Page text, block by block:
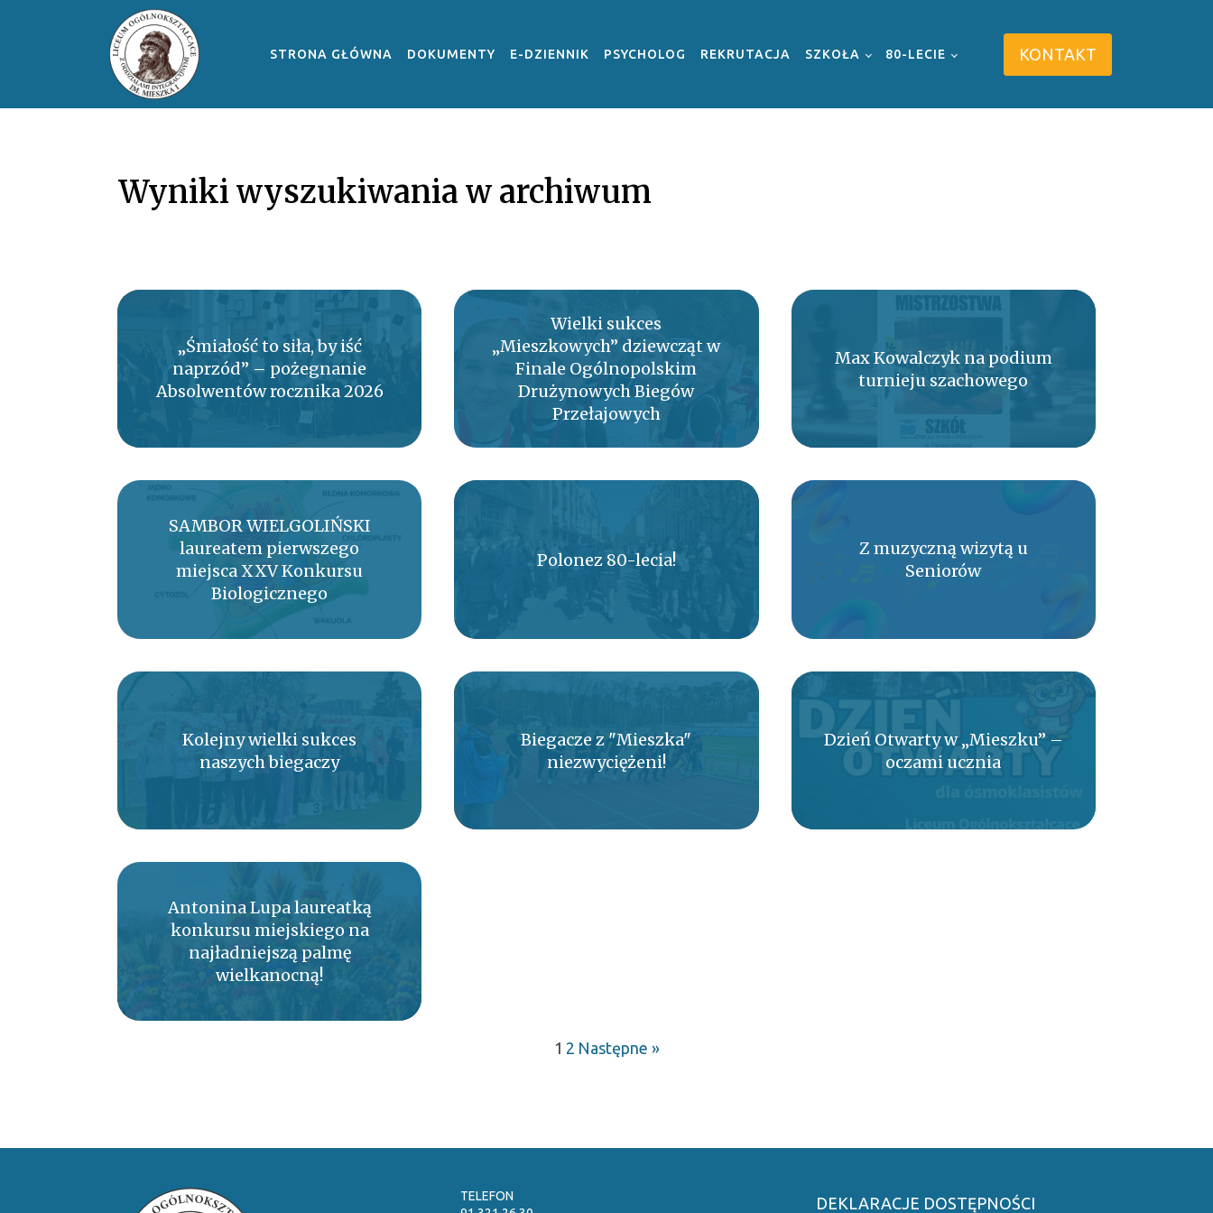
STRONA GŁÓWNA DOKUMENTY E-DZIENNIK PSYCHOLOG REKRUTACJA SZKOŁA 80-LECIE KONTAKT
Wyniki wyszukiwania w archiwum
„Śmiałość to siła, by iść
naprzód” – pożegnanie
Absolwentów rocznika 2026
Wielki sukces
„Mieszkowych” dziewcząt w
Finale Ogólnopolskim
Drużynowych Biegów
Przełajowych
Max Kowalczyk na podium
turnieju szachowego
SAMBOR WIELGOLIŃSKI
laureatem pierwszego
miejsca XXV Konkursu
Biologicznego
Polonez 80-lecia!
Z muzyczną wizytą u
Seniorów
Kolejny wielki sukces
naszych biegaczy
Biegacze z "Mieszka"
niezwyciężeni!
Dzień Otwarty w „Mieszku” –
oczami ucznia
Antonina Lupa laureatką
konkursu miejskiego na
najładniejszą palmę
wielkanocną!
1 2 Następne »
TELEFON
DEKLARACJE DOSTĘPNOŚCI